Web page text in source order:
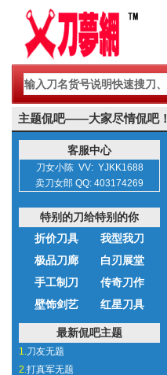
主题侃吧——大家尽情侃吧！
客服中心
刀女小陈 VV: YJKK1688
卖刀女郎 QQ: 403174269
特别的刀给特别的你
折价刀具
我型我刀
极品刀廊
白刃展堂
手工制刀
传奇刀作
壁饰剑艺
红星刀具
最新侃吧主题
1.刀友无题
2.打真军无题